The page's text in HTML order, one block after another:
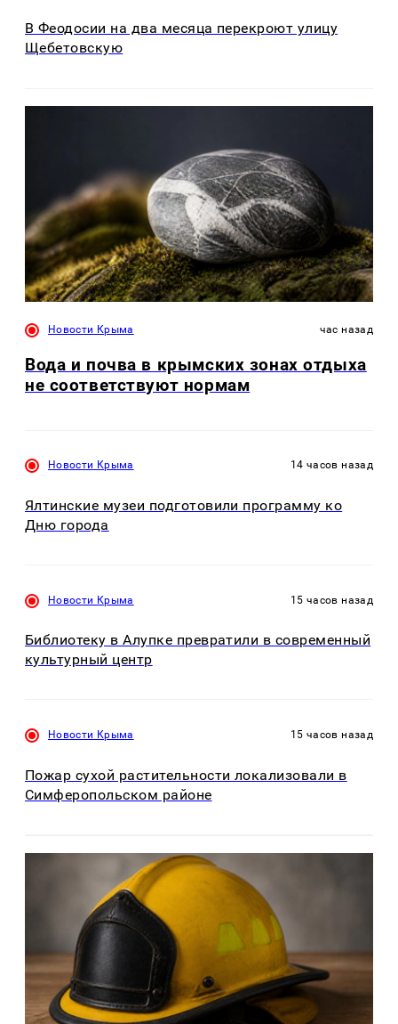
В Феодосии на два месяца перекроют улицу
Щебетовскую
Новости Крыма час назад
Вода и почва в крымских зонах отдыха
не соответствуют нормам
Новости Крыма 14 часов назад
Ялтинские музеи подготовили программу ко
Дню города
Новости Крыма 15 часов назад
Библиотеку в Алупке превратили в современный
культурный центр
Новости Крыма 15 часов назад
Пожар сухой растительности локализовали в
Симферопольском районе